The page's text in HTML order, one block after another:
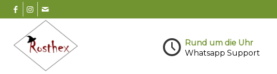
Rund um die Uhr
Whatsapp Support